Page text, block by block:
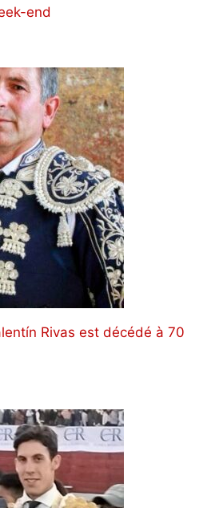
end
Rivas est décédé à 70